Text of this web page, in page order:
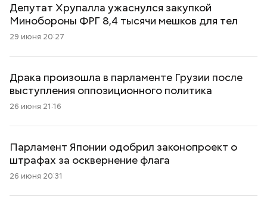
Депутат Хрупалла ужаснулся закупкой
Минобороны ФРГ 8,4 тысячи мешков для тел
29 июня 20:27
Драка произошла в парламенте Грузии после
выступления оппозиционного политика
26 июня 21:16
Парламент Японии одобрил законопроект о
штрафах за осквернение флага
26 июня 20:31